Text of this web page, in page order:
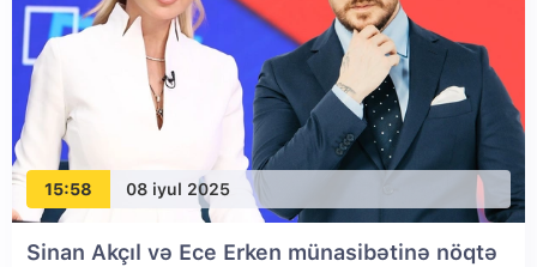
15:58 08 iyul 2025
Sinan Akçıl və Ece Erken münasibətinə nöqtə